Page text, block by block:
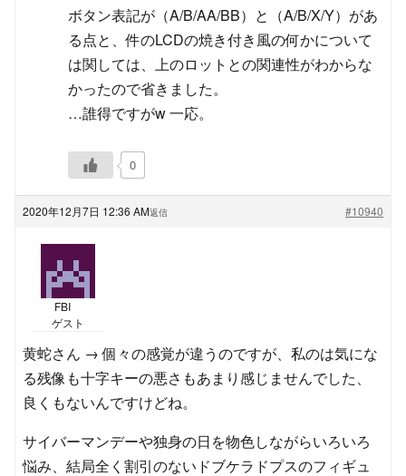
ボタン表記が（A/B/AA/BB）と（A/B/X/Y）があ
る点と、件のLCDの焼き付き風の何かについて
は関しては、上のロットとの関連性がわからな
かったので省きました。
…誰得ですがw 一応。
0
2020年12月7日 12:36 AM #10940
返信
FBI
ゲスト
黄蛇さん → 個々の感覚が違うのですが、私のは気にな
る残像も十字キーの悪さもあまり感じませんでした、
良くもないんですけどね。
サイバーマンデーや独身の日を物色しながらいろいろ
悩み、結局全く割引のないドブケラドプスのフィギュ